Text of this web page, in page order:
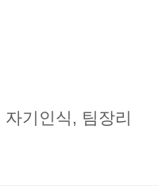
자기인식 , 팀장리